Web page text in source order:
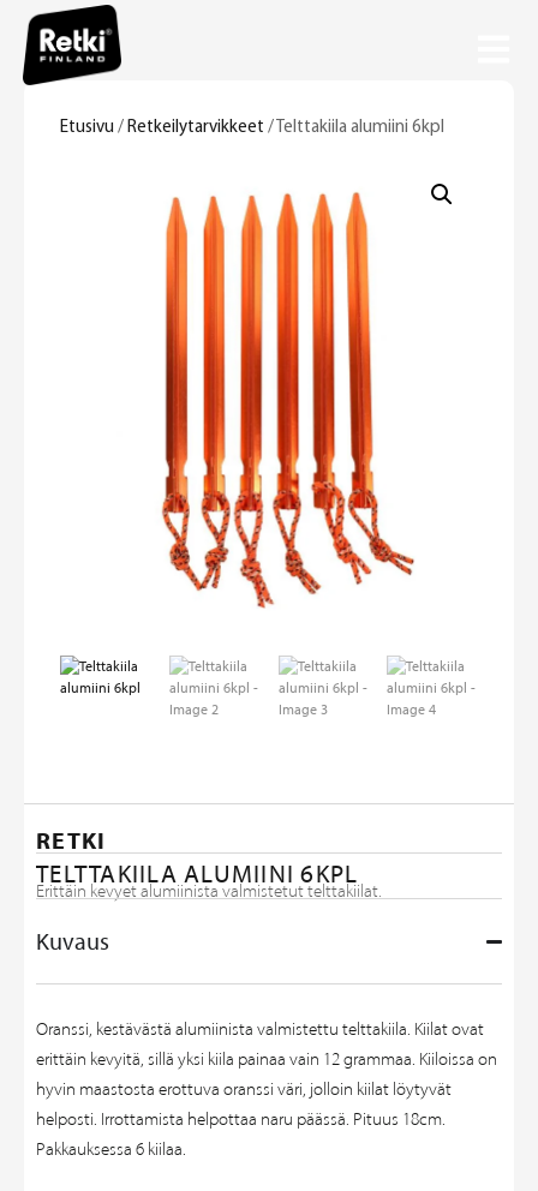
Etusivu / Retkeilytarvikkeet / Telttakiila alumiini 6kpl
RETKI
TELTTAKIILA ALUMIINI 6KPL
Erittäin kevyet alumiinista valmistetut telttakiilat.
Kuvaus
Oranssi, kestävästä alumiinista valmistettu telttakiila. Kiilat ovat
erittäin kevyitä, sillä yksi kiila painaa vain 12 grammaa. Kiiloissa on
hyvin maastosta erottuva oranssi väri, jolloin kiilat löytyvät
helposti. Irrottamista helpottaa naru päässä. Pituus 18cm.
Pakkauksessa 6 kiilaa.